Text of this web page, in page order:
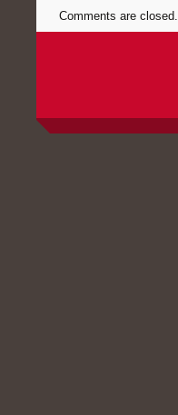
Comments are closed.